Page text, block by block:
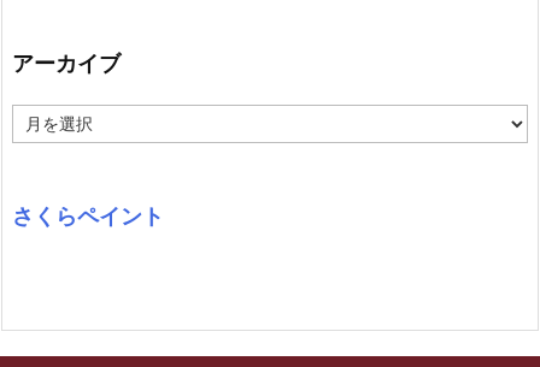
ー
アーカイブ
ー
ブ
さくらペイント